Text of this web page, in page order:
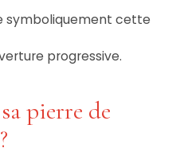
symboliquement cette
progressive.
pierre de